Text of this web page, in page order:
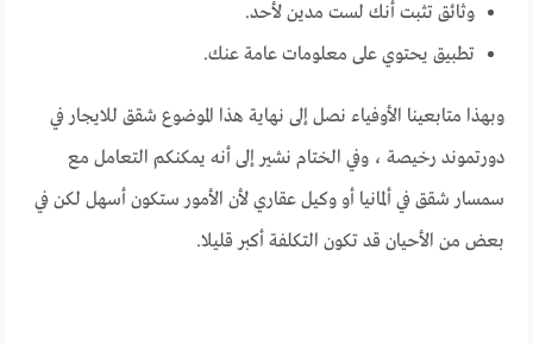
وثائق تثبت أنك لست مدين لأحد.
تطبيق يحتوي على معلومات عامة عنك.
وبهذا متابعينا الأوفياء نصل إلى نهاية هذا الموضوع شقق للايجار في
دورتموند رخيصة ، وفي الختام نشير إلى أنه يمكنكم التعامل مع
سمسار شقق في ألمانيا أو وكيل عقاري لأن الأمور ستكون أسهل لكن في
بعض من الأحيان قد تكون التكلفة أكبر قليلا.